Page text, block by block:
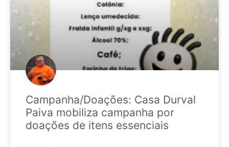
Campanha/Doações: Casa Durval
Paiva mobiliza campanha por
doações de itens essenciais